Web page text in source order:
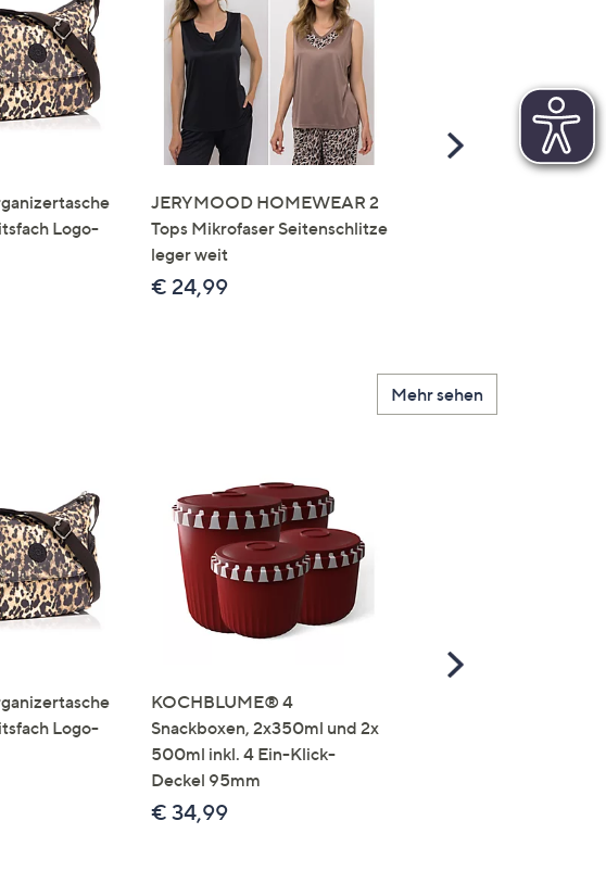
Logo-
JERYMOOD HOMEWEAR 2
Tops Mikrofaser Seitenschlitze
leger weit
€ 24,99
Scroll
Mehr sehen
Logo-
KOCHBLUME® 4
Snackboxen, 2x350ml und 2x
500ml inkl. 4 Ein-Klick-
Deckel 95mm
€ 34,99
Scroll